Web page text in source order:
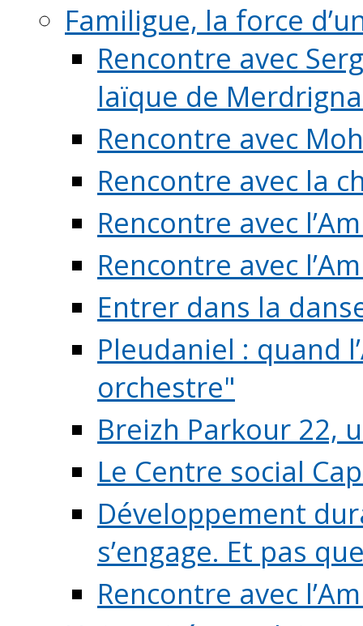
Familigue, la force
Rencontre avec
laïque de
Rencontre avec
Rencontre avec la
Rencontre avec
Rencontre avec
Entrer dans la
Pleudaniel : quand
orchestre"
Breizh Parkour 22,
Le Centre social
Développement
s’engage. Et pas
Rencontre avec